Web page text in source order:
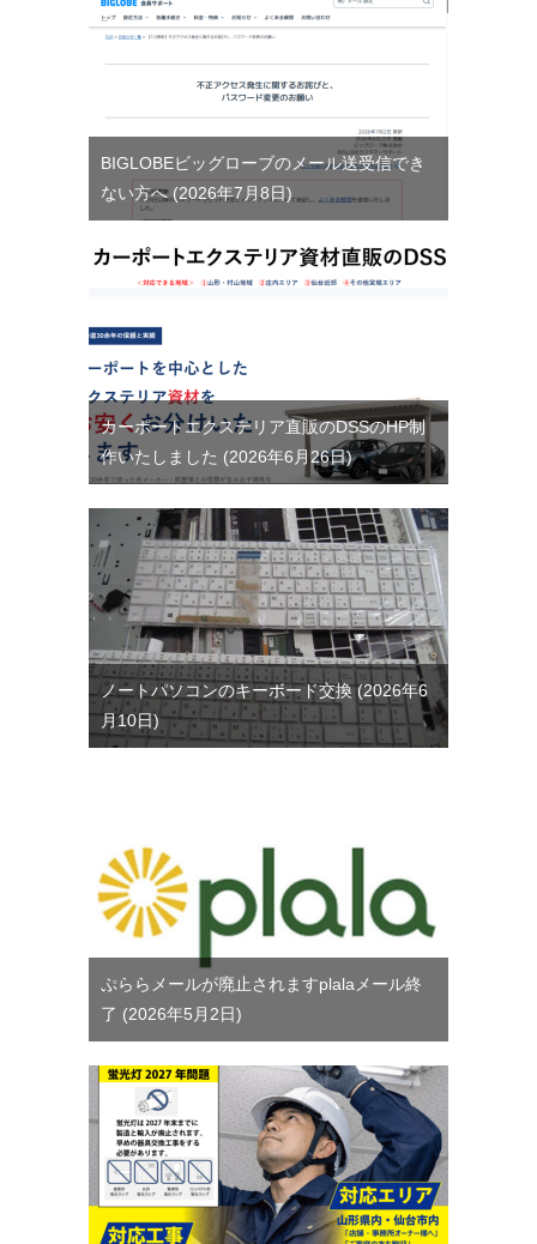
BIGLOBEビッグローブのメール送受信でき
ない方へ
2026年7月8日
カーポートエクステリア直販のDSSのHP制
作いたしました
2026年6月26日
ノートパソコンのキーボード交換 2026年6
月10日
ぷららメールが廃止されますplalaメール終
了
2026年5月2日